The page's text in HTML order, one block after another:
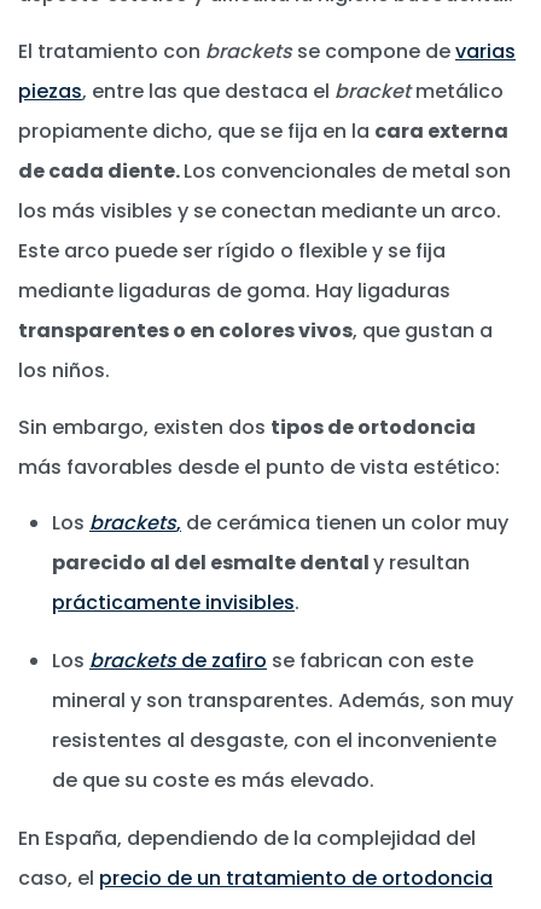
El tratamiento con bracketsse compone devarias
piezas, entre las que destaca el bracketmetálico
propiamente dicho, que se fija en la cara externa
de cada diente.Los convencionales de metal son
los más visibles y se conectan mediante un arco.
Este arco puede ser rígido o flexible y se fija
mediante ligaduras de goma. Hay ligaduras
transparentes o en colores vivos, que gustan a
los niños.
Sin embargo, existen dos tipos de ortodoncia
más favorables desde el punto de vista estético:
Los brackets, de cerámica tienen un color muy
parecido al del esmalte dentaly resultan
prácticamente invisibles.
Los bracketsde zafiro se fabrican con este
mineral y son transparentes. Además, son muy
resistentes al desgaste, con el inconveniente
de que su coste es más elevado.
En España, dependiendo de la complejidad del
caso, el precio de un tratamiento de ortodoncia